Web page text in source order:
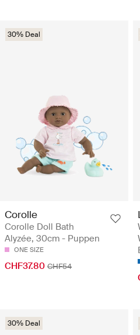
30% Deal
Corolle
Corolle Doll Bath
Alyzée, 30cm - Puppen
ONE SIZE
CHF37.80 CHF54
30% Deal